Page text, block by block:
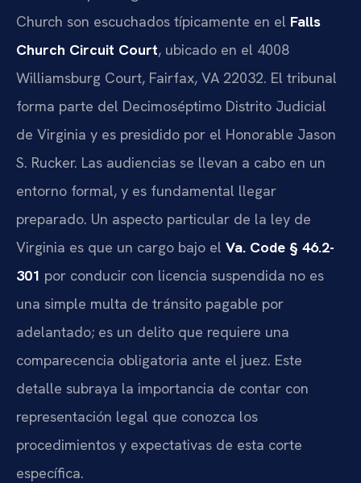
Church son escuchados típicamente en el Falls
Church Circuit Court, ubicado en el 4008
Williamsburg Court, Fairfax, VA 22032. El tribunal
forma parte del Decimoséptimo Distrito Judicial
de Virginia y es presidido por el Honorable Jason
S. Rucker. Las audiencias se llevan a cabo en un
entorno formal, y es fundamental llegar
preparado. Un aspecto particular de la ley de
Virginia es que un cargo bajo el Va. Code § 46.2-
301 por conducir con licencia suspendida no es
una simple multa de tránsito pagable por
adelantado; es un delito que requiere una
comparecencia obligatoria ante el juez. Este
detalle subraya la importancia de contar con
representación legal que conozca los
procedimientos y expectativas de esta corte
específica.